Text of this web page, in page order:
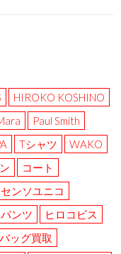
HIROKO KOSHINO
Paul Smith
Tシャツ
WAKO
コート
センソユニコ
パンツ
ヒロコビス
ッグ買取